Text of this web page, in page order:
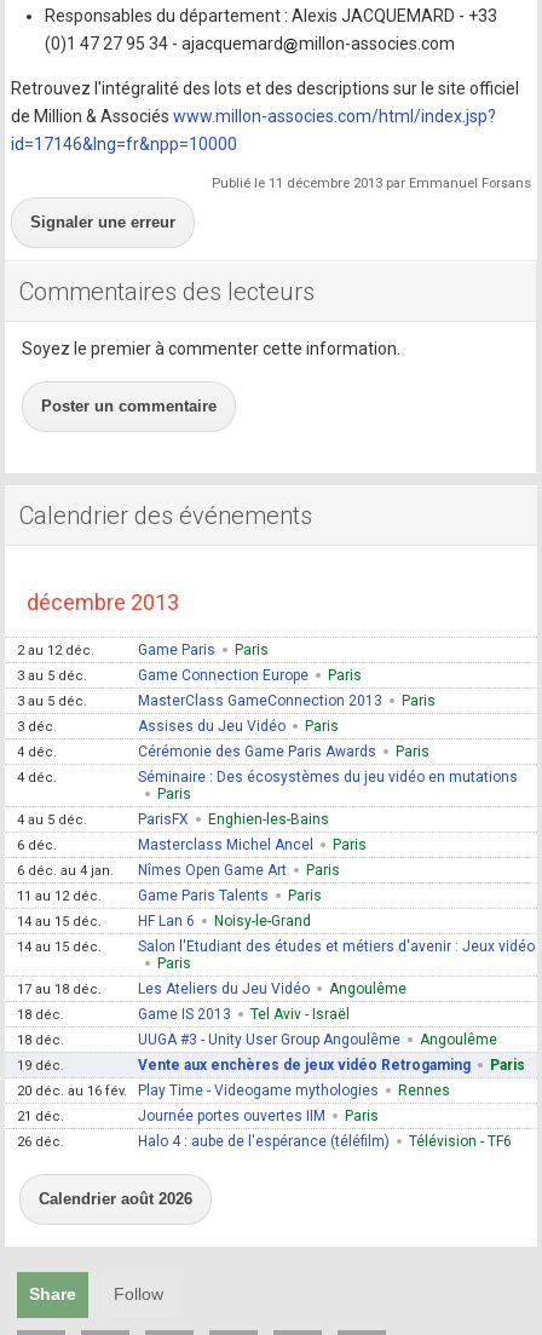
Responsables du département : Alexis JACQUEMARD - +33
(0)1 47 27 95 34 - ajacquemard
millon-associes.com
Retrouvez l'intégralité des lots et des descriptions sur le site officiel
de Million & Associéswww.millon-associes.com/html/index.jsp?
id=17146&lng=fr&npp=10000
Publié le 11 décembre 2013 par Emmanuel Forsans
Signaler une erreur
Commentaires des lecteurs
Soyez le premier à commenter cette information.
Poster un commentaire
Calendrier des événements
décembre 2013
2 au 12 déc. Game Paris Paris
3 au 5 déc. Game Connection Europe Paris
3 au 5 déc. MasterClass GameConnection 2013 Paris
3 déc. Assises du Jeu Vidéo Paris
4 déc. Cérémonie des Game Paris Awards Paris
4 déc.
Séminaire : Des écosystèmes du jeu vidéo en mutations
Paris
4 au 5 déc. ParisFX Enghien-les-Bains
6 déc. Masterclass Michel Ancel Paris
6 déc. au 4 jan. Nîmes Open Game Art Paris
11 au 12 déc. Game Paris Talents Paris
14 au 15 déc. HF Lan 6 Noisy-le-Grand
14 au 15 déc.
Salon l'Etudiant des études et métiers d'avenir : Jeux vidéo
Paris
17 au 18 déc. Les Ateliers du Jeu Vidéo Angoulême
18 déc. Game IS 2013 Tel Aviv - Israël
18 déc. UUGA #3 - Unity User Group Angoulême Angoulême
19 déc. Vente aux enchères de jeux vidéo Retrogaming Paris
20 déc. au 16 fév. Play Time - Videogame mythologies Rennes
21 déc. Journée portes ouvertes IIM Paris
26 déc. Halo 4 : aube de l'espérance (téléfilm) Télévision - TF6
Calendrier août 2026
Share Follow